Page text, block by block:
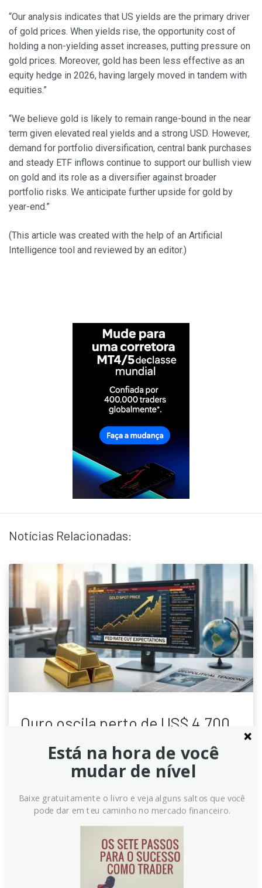
“Our analysis indicates that US yields are the primary driver
of gold prices. When yields rise, the opportunity cost of
holding a non-yielding asset increases, putting pressure on
gold prices. Moreover, gold has been less effective as an
equity hedge in 2026, having largely moved in tandem with
equities.”
“We believe gold is likely to remain range-bound in the near
term given elevated real yields and a strong USD. However,
demand for portfolio diversification, central bank purchases
and steady ETF inflows continue to support our bullish view
on gold and its role as a diversifier against broader
portfolio risks. We anticipate further upside for gold by
year-end.”
(This article was created with the help of an Artificial
Intelligence tool and reviewed by an editor.)
Notícias Relacionadas:
Ouro oscila perto de US$ 4.700
com perspectiva de juros altos
por mais tempo limitando alta
pressionado pelo dólar forte e pela expectativa de
que a Fed mantenha juros altos por mais tempo.
Dados de inflação acima do esperado reduzem
apostas em cortes de juros, enquanto tensões
geopolíticas e tarifas de importação na Índia afetam o
Está na hora de você
mudar de nível
Baixe gratuitamente o livro e veja alguns saltos que você
pode dar em teu caminho no mercado financeiro.